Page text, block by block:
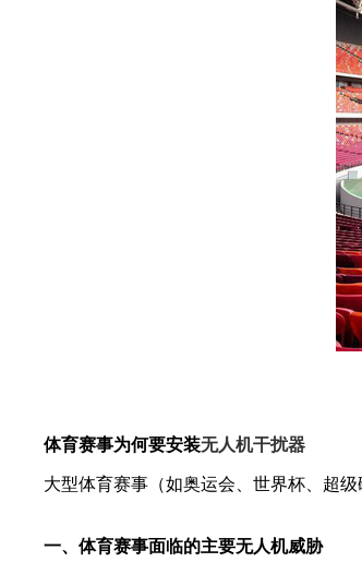
体育赛事为何要安装无人机干扰器
大型体育赛事（如奥运会、世界杯、超
一、体育赛事面临的主要无人机威胁